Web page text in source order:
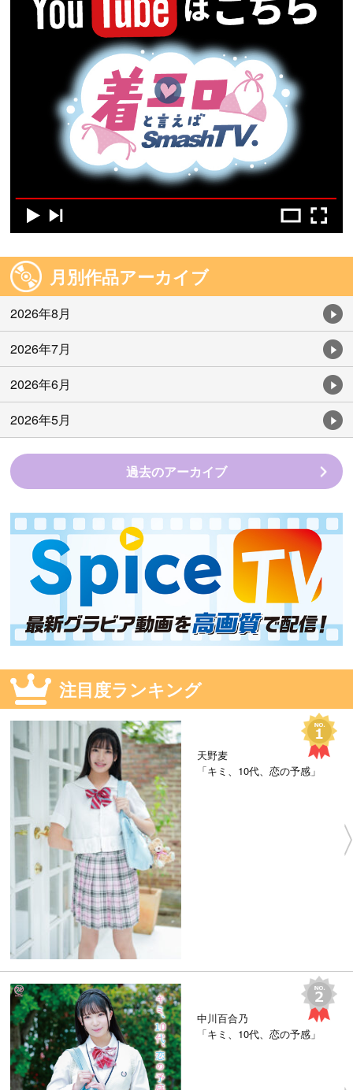
月別作品アーカイブ
2026年8月
2026年7月
2026年6月
2026年5月
過去のアーカイブ
注目度ランキング
天野麦
「キミ、10代、恋の予感」
中川百合乃
「キミ、10代、恋の予感」